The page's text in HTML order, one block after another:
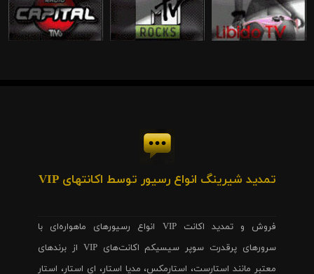
تمدید شیرینگ انواع رسیور توسط اکانتهای VIP
فروش و تمدید اکانت VIP انواع رسیورهای ماهواره‌ای با
سرورهای پرقدرت سوپر سیسیکم اکانت‌های VIP از برندهای
معتبر مانند استارست، استارمکس، مدیا استار، ای استار، استار